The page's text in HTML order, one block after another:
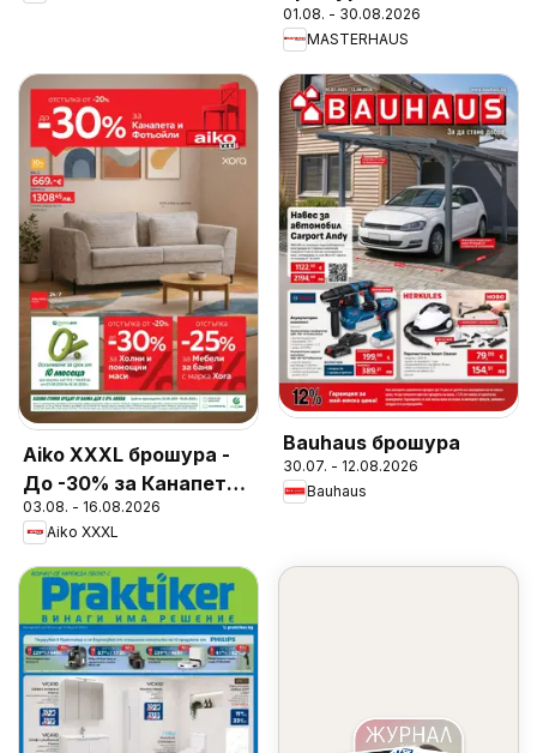
01.08. - 30.08.2026
MASTERHAUS
Aiko XXXL брошура -
До -30% за Канапета
и Фотьойли
03.08. - 16.08.2026
Aiko XXXL
Bauhaus брошура
30.07. - 12.08.2026
Bauhaus